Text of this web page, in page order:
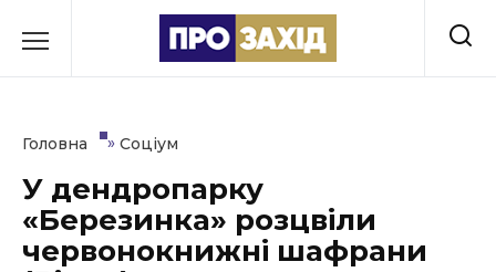
до
Культура
Освіта
Головна » Соціум
У дендропарку
«Березинка» розцвіли
червонокнижні шафрани